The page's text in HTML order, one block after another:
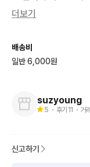
더보기
배송비
일반 6,000원
suzyoung
5 ・ 후기 11 ・ 거
신고하기